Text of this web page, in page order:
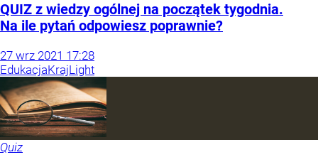
QUIZ z wiedzy ogólnej na początek tygodnia.
Na ile pytań odpowiesz poprawnie?
27 wrz 2021 17:28
EdukacjaKrajLight
Quiz